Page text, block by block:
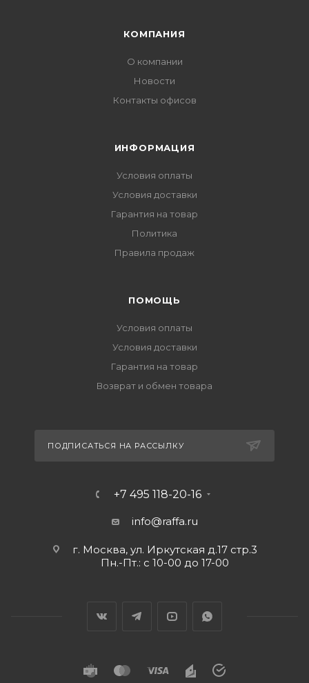
КОМПАНИЯ
О компании
Новости
Контакты офисов
ИНФОРМАЦИЯ
Условия оплаты
Условия доставки
Гарантия на товар
Политика
Правила продаж
ПОМОЩЬ
Условия оплаты
Условия доставки
Гарантия на товар
Возврат и обмен товара
ПОДПИСАТЬСЯ НА РАССЫЛКУ
+7 495 118-20-16
info@raffa.ru
г. Москва, ул. Иркутская д.17 стр.3
Пн.-Пт.: с 10-00 до 17-00